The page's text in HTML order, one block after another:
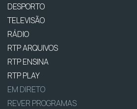
DESPORTO
TELEVISÃO
RÁDIO
RTP ARQUIVOS
RTP ENSINA
RTP PLAY
EM DIRETO
REVER PROGRAMAS